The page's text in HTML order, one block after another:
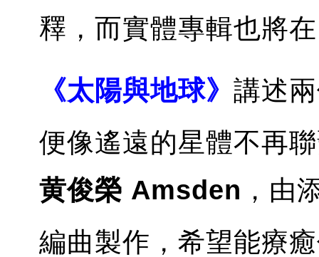
釋，而實體專輯也將
《太陽與地球》 講述
便像遙遠的星體不再
黄俊榮 Amsden ，由
編曲製作，希望能療